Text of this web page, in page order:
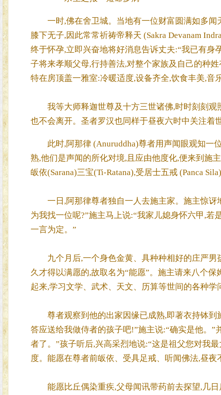
一时,佛在舍卫城。当地有一位财富圆满如多闻
膝下无子,因此常常祈祷帝释天 (Sakra Devanam
终于怀孕,立即兴奋地将好消息告诉丈夫:“我已有身
子将来孝顺父母,行持善法,对整个家族及自己的种
特在房顶盖一雅室:冷暖适度,设备齐全,饮食丰美,音
我等大师释迦世尊及十方三世诸佛,时时刻刻观
也不会离开。圣者罗汉也同样于昼夜六时中关注着
此时,阿那律 (Anuruddha)尊者用声闻眼观知一
熟,他们是声闻的所化对境,且应由他度化,便来到施
皈依(Sarana)三宝(Ti-Ratana),受居士五戒 (Panca
一日,阿那律尊者独自一人去施主家。施主惊讶
为我找一位呢?”施主马上说:“我家儿媳身怀六甲,
一言为定。”
九个月后,一个身色金黄、具种种相好的庄严男
久才得以满愿的,故取名为“能愿”。施主请来八个
起来,学习文学、武术、天文、历算等世间的各种学
尊者观察到他的出家因缘已成熟,即著衣持钵到
答应送给我做侍者的孩子吧!”施主说:“确实是他。
者了。”孩子听后,兴高采烈地说:“这是祖父您对我
度。能愿在尊者前皈依、受具足戒、听闻佛法,昼夜
能愿比丘偶染重疾,父母闻讯带药前去探望,几日